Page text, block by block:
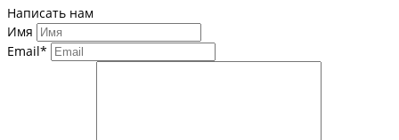
Написать нам
Имя
Email*